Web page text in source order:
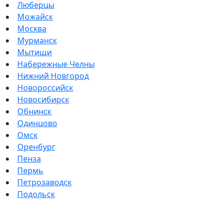
Люберцы
Можайск
Москва
Мурманск
Мытищи
Набережные Челны
Нижний Новгород
Новороссийск
Новосибирск
Обнинск
Одинцово
Омск
Оренбург
Пенза
Пермь
Петрозаводск
Подольск